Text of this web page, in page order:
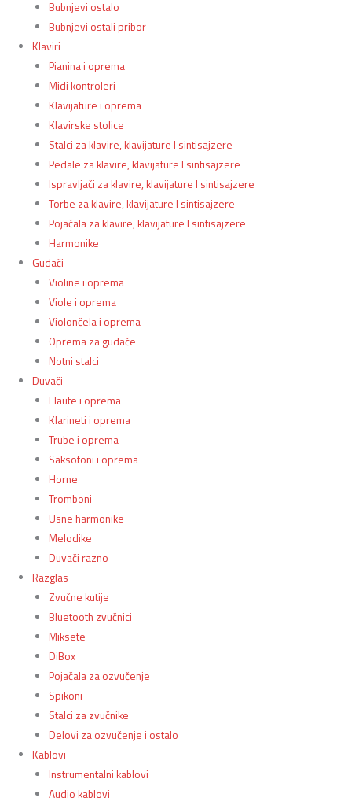
Bubnjevi ostalo
Bubnjevi ostali pribor
Klaviri
Pianina i oprema
Midi kontroleri
Klavijature i oprema
Klavirske stolice
Stalci za klavire, klavijature I sintisajzere
Pedale za klavire, klavijature I sintisajzere
Ispravljači za klavire, klavijature I sintisajzere
Torbe za klavire, klavijature I sintisajzere
Pojačala za klavire, klavijature I sintisajzere
Harmonike
Gudači
Violine i oprema
Viole i oprema
Violončela i oprema
Oprema za gudače
Notni stalci
Duvači
Flaute i oprema
Klarineti i oprema
Trube i oprema
Saksofoni i oprema
Horne
Tromboni
Usne harmonike
Melodike
Duvači razno
Razglas
Zvučne kutije
Bluetooth zvučnici
Miksete
DiBox
Pojačala za ozvučenje
Spikoni
Stalci za zvučnike
Delovi za ozvučenje i ostalo
Kablovi
Instrumentalni kablovi
Audio kablovi